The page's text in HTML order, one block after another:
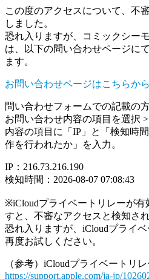
この度のアクセスについて、不
しました。
恐れ入りますが、コミックシー
は、以下の問い合わせページに
ます。
お問い合わせページはこちらか
問い合わせフォームでの記載の
お問い合わせ内容の項目を選択
内容の項目に「IP」と「検知時
作を行われたか」を入力。
IP：216.73.216.190
検知時間：2026-08-07 07:08:43
※iCloudプライベートリレーが有
すと、不審なアクセスと検知さ
恐れ入りますが、iCloudプライ
再度お試しください。
（参考）iCloudプライベートリ
https://support.apple.com/ja-jp/